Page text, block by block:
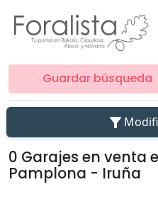
Guardar búsqueda
filter_alt
0 Garajes en venta
Pamplona - Iruña